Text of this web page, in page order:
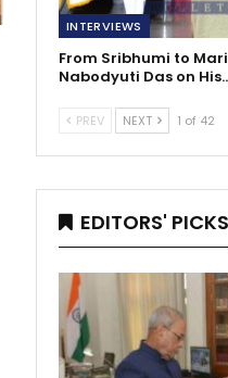
INTERVIEWS
From Sribhumi to
Nabodyuti Das on
PREV NEXT 1 of 42
EDITORS' PICKS